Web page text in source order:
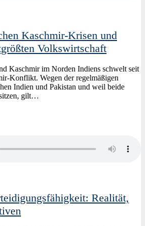
Kaschmir-Krisen und
Volkswirtschaft
Kaschmir im Norden Indiens schwelt seit
Konflikt. Wegen der regelmäßigen
Indien und Pakistan und weil beide
gilt…
Realität,